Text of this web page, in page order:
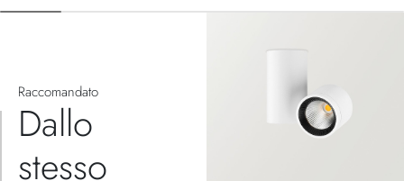
Raccomandato
Dallo
stesso